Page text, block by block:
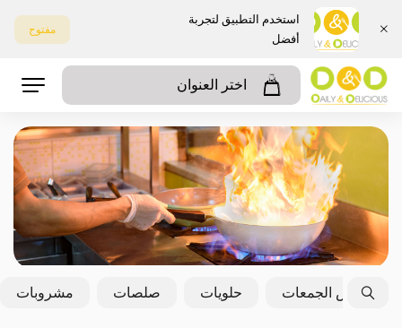
استخدم التطبيق لتجربة
أفضل
مفتوح
اختر العنوان
بوكس الجمعات حلويات صلصات مشروبات